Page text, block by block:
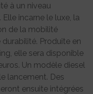
à un niveau
Elle incarne le luxe, la
de la mobilité
Produite en
elle sera disponible
Un modèle diesel
lancement. Des
ensuite intégrées